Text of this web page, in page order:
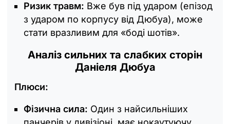
Ризик травм: Вже був під ударом (епізод
з ударом по корпусу від Дюбуа), може
стати вразливим для «‎боді шотів».
Аналіз сильних та слабких сторін
Даніеля Дюбуа
Плюси:
Фізична сила: Один з найсильніших